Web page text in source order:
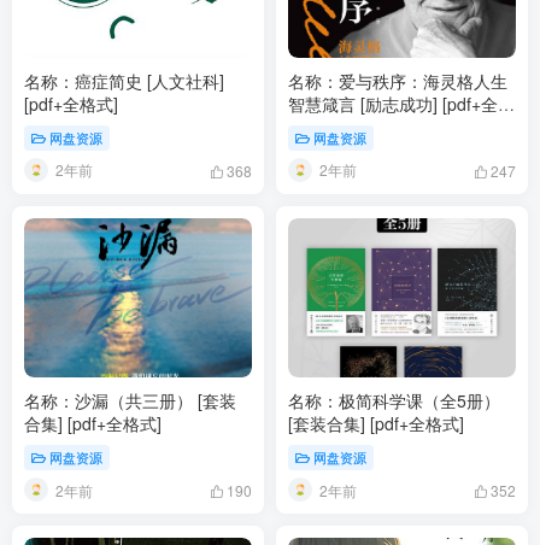
名称：癌症简史 [ 人文社科]
[pdf+全格式]
网盘资源
2年前 368
名称：爱与秩序：海灵格人生
智慧箴言 [ 励志成功] [pdf+全格
网盘资源
2年前 247
名称：沙漏（共三册） [ 套装
合集] [pdf+全格式]
网盘资源
2年前 190
名称：极简科学课（全5册）
[ 套装合集] [pdf+全格式]
网盘资源
2年前 352